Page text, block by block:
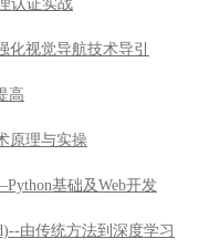
由传统方法到深度学习
学习实战及算法解析
Suite使用精讲
自动化测试
进阶实战